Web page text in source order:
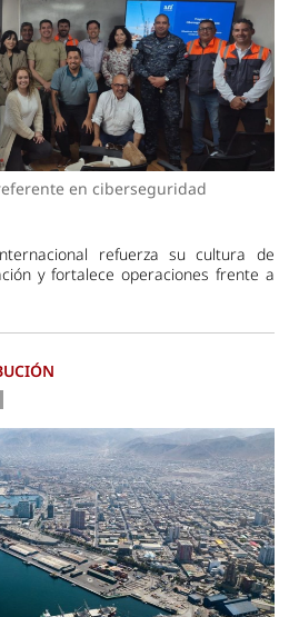
en ciberseguridad
refuerza su cultura de
y fortalece operaciones frente a